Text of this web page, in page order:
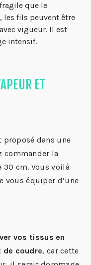
que le
les fils peuvent être
vigueur. Il est
intensif.
ET
dans une
commander la
cm. Vous voilà
vous équiper d’une
vos tissus en
de coudre, car cette